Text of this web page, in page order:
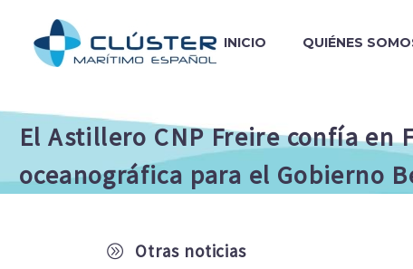
INICIO QUIÉNES
El Astillero CNP Freire confía en
oceanográfica para el Gobierno
A Otras noticias